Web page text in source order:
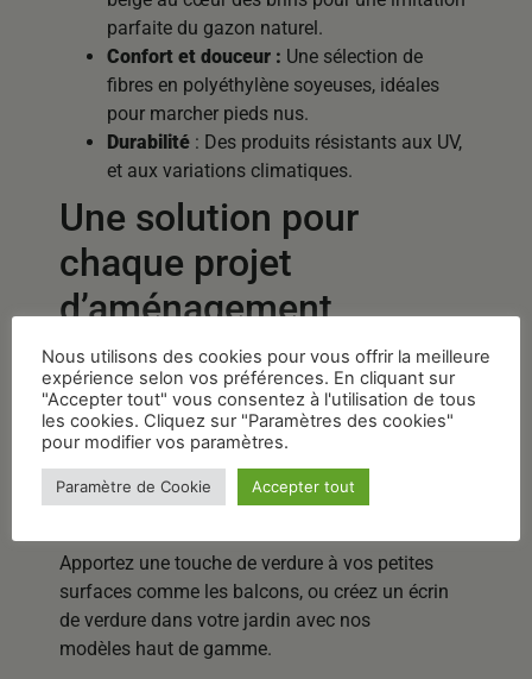
parfaite du gazon naturel.
Confort et douceur : Une sélection de
fibres en polyéthylène soyeuses, idéales
pour marcher pieds nus.
Durabilité : Des produits résistants aux UV,
et aux variations climatiques.
Une solution pour
chaque projet
d’aménagement
Que vous ayez une grande surface à couvrir ou
un espace urbain restreint, nous avons
le rouleau adapté à votre besoin.
Jardins, Terrasses et
Balcons
Apportez une touche de verdure à vos petites
surfaces comme les balcons, ou créez un écrin
de verdure dans votre jardin avec nos
modèles haut de gamme.
Nous utilisons des cookies pour vous offrir la meilleure
expérience selon vos préférences. En cliquant sur
"Accepter tout" vous consentez à l'utilisation de tous
les cookies. Cliquez sur "Paramètres des cookies"
pour modifier vos paramètres.
Paramètre de Cookie Accepter tout